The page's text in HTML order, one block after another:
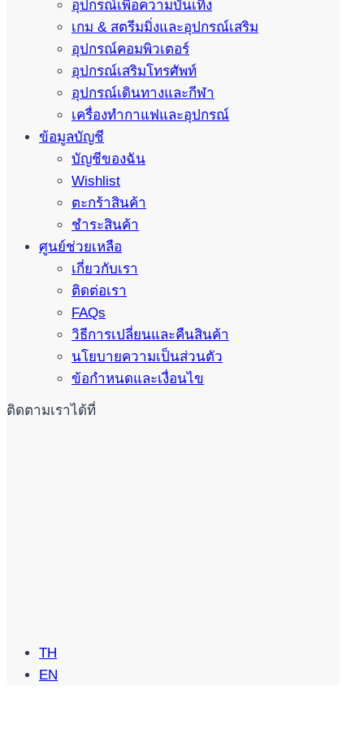
อุปกรณ์เพื่อความบันเทิง
เกม & สตรีมมิ่งและอุปกรณ์เสริม
อุปกรณ์คอมพิวเตอร์
อุปกรณ์เสริมโทรศัพท์
อุปกรณ์เดินทางและกีฬา
เครื่องทำกาแฟและอุปกรณ์
ข้อมูลบัญชี
บัญชีของฉัน
Wishlist
ตะกร้าสินค้า
ชำระสินค้า
ศูนย์ช่วยเหลือ
เกี่ยวกับเรา
ติดต่อเรา
FAQs
วิธีการเปลี่ยนและคืนสินค้า
นโยบายความเป็นส่วนตัว
ข้อกำหนดและเงื่อนไข
ติดตามเราได้ที่
TH
EN